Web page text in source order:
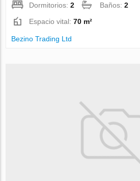
Dormitorios:2 Baños:2
Espacio vital:70 m²
Bezino Trading Ltd